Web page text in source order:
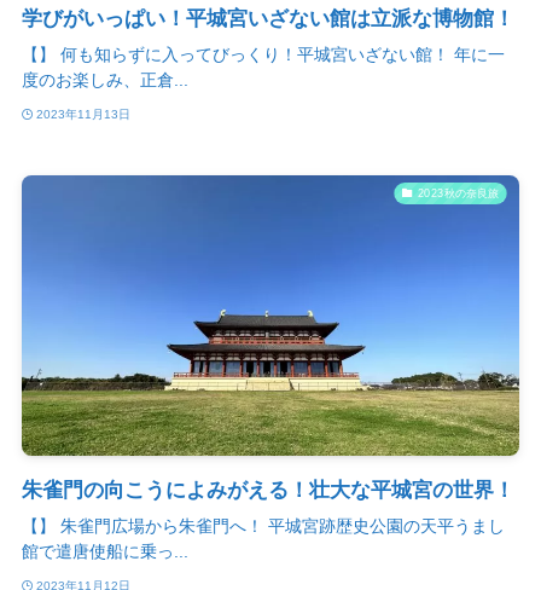
学びがいっぱい！平城宮いざない館は立派な博物館！
【】 何も知らずに入ってびっくり！平城宮いざない館！ 年に一
度のお楽しみ、正倉...
2023年11月13日
2023秋の奈良旅
朱雀門の向こうによみがえる！壮大な平城宮の世界！
【】 朱雀門広場から朱雀門へ！ 平城宮跡歴史公園の天平うまし
館で遣唐使船に乗っ...
2023年11月12日